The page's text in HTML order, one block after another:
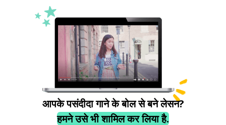
आपके पसंदीदा गाने के बोल से बने लेसन?
हमने उसे भी शामिल कर लिया है.